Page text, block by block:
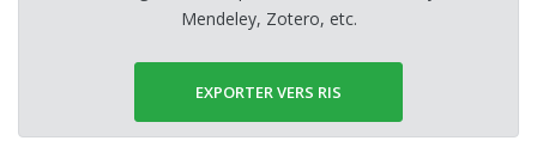
Mendeley, Zotero, etc.
EXPORTER VERS RIS